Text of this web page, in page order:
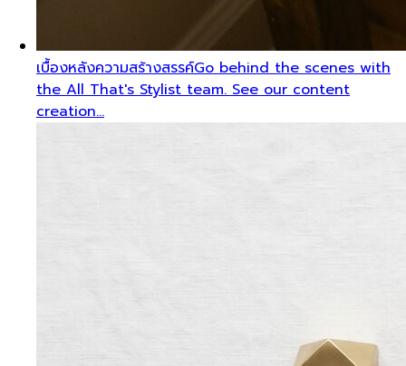
เบื้องหลังความสร้างสรรค์Go behind the scenes with
the All That's Stylist team. See our content
creation…